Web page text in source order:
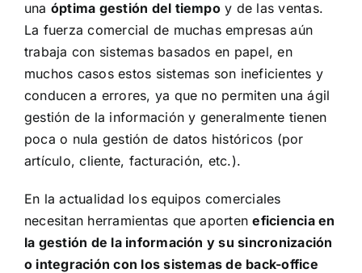
una óptima gestión del tiempoy de las ventas.
La fuerza comercial de muchas empresas aún
trabaja con sistemas basados en papel, en
muchos casos estos sistemas son ineficientes y
conducen a errores, ya que no permiten una ágil
gestión de la información y generalmente tienen
poca o nula gestión de datos históricos (por
artículo, cliente, facturación, etc.).
En la actualidad los equipos comerciales
necesitan herramientas que aporteneficiencia en
la gestión de la información y su sincronización
o integración con los sistemas de back-office